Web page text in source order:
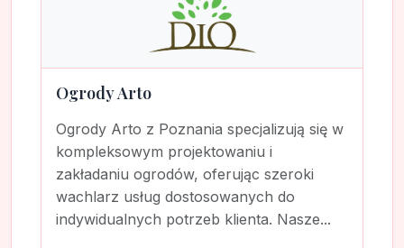
Ogrody Arto
Ogrody Arto z Poznania specjalizują się w
kompleksowym projektowaniu i
zakładaniu ogrodów, oferując szeroki
wachlarz usług dostosowanych do
indywidualnych potrzeb klienta. Nasze...